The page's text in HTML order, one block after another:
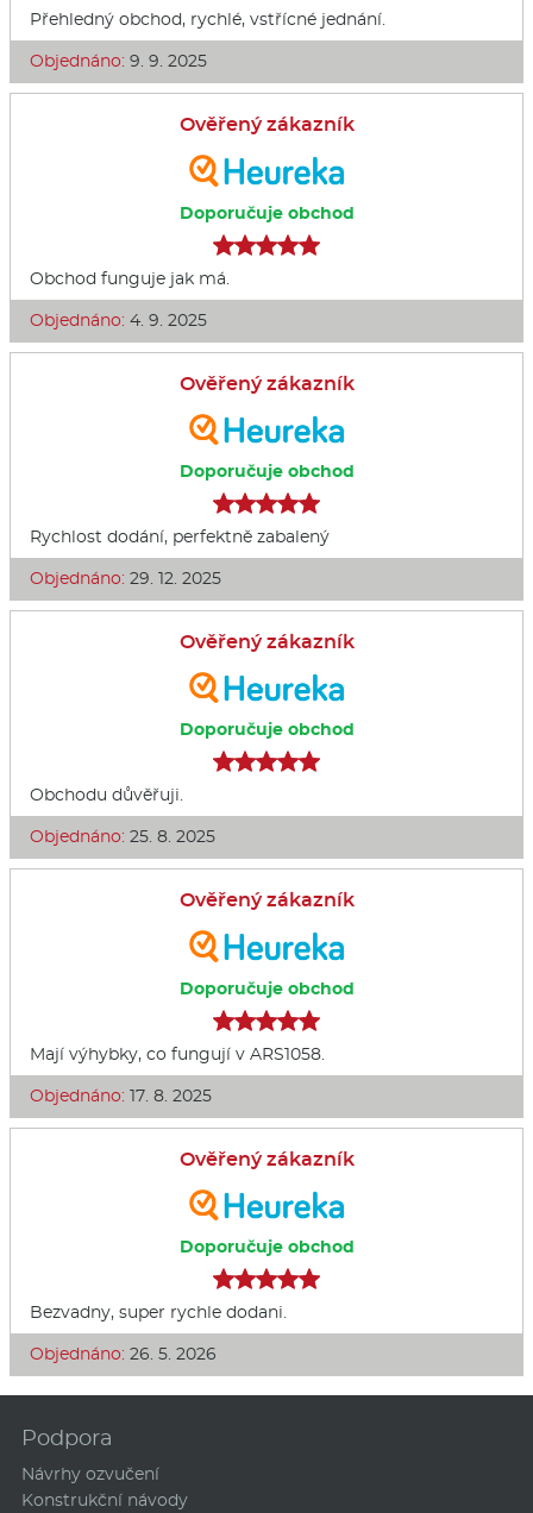
Přehledný obchod, rychlé, vstřícné jednání.
Objednáno: 9. 9. 2025
Ověřený zákazník
Doporučuje obchod
Obchod funguje jak má.
Objednáno: 4. 9. 2025
Ověřený zákazník
Doporučuje obchod
Rychlost dodání, perfektně zabalený
Objednáno: 29. 12. 2025
Ověřený zákazník
Doporučuje obchod
Obchodu důvěřuji.
Objednáno: 25. 8. 2025
Ověřený zákazník
Doporučuje obchod
Mají výhybky, co fungují v ARS1058.
Objednáno: 17. 8. 2025
Ověřený zákazník
Doporučuje obchod
Bezvadny, super rychle dodani.
Objednáno: 26. 5. 2026
Podpora
Návrhy ozvučení
Konstrukční návody